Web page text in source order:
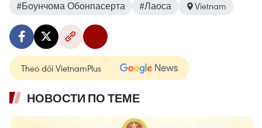
#Боунчома Обонпасерта
#Лаоса Vietnam
Theo dõi VietnamPlus
НОВОСТИ ПО ТЕМЕ